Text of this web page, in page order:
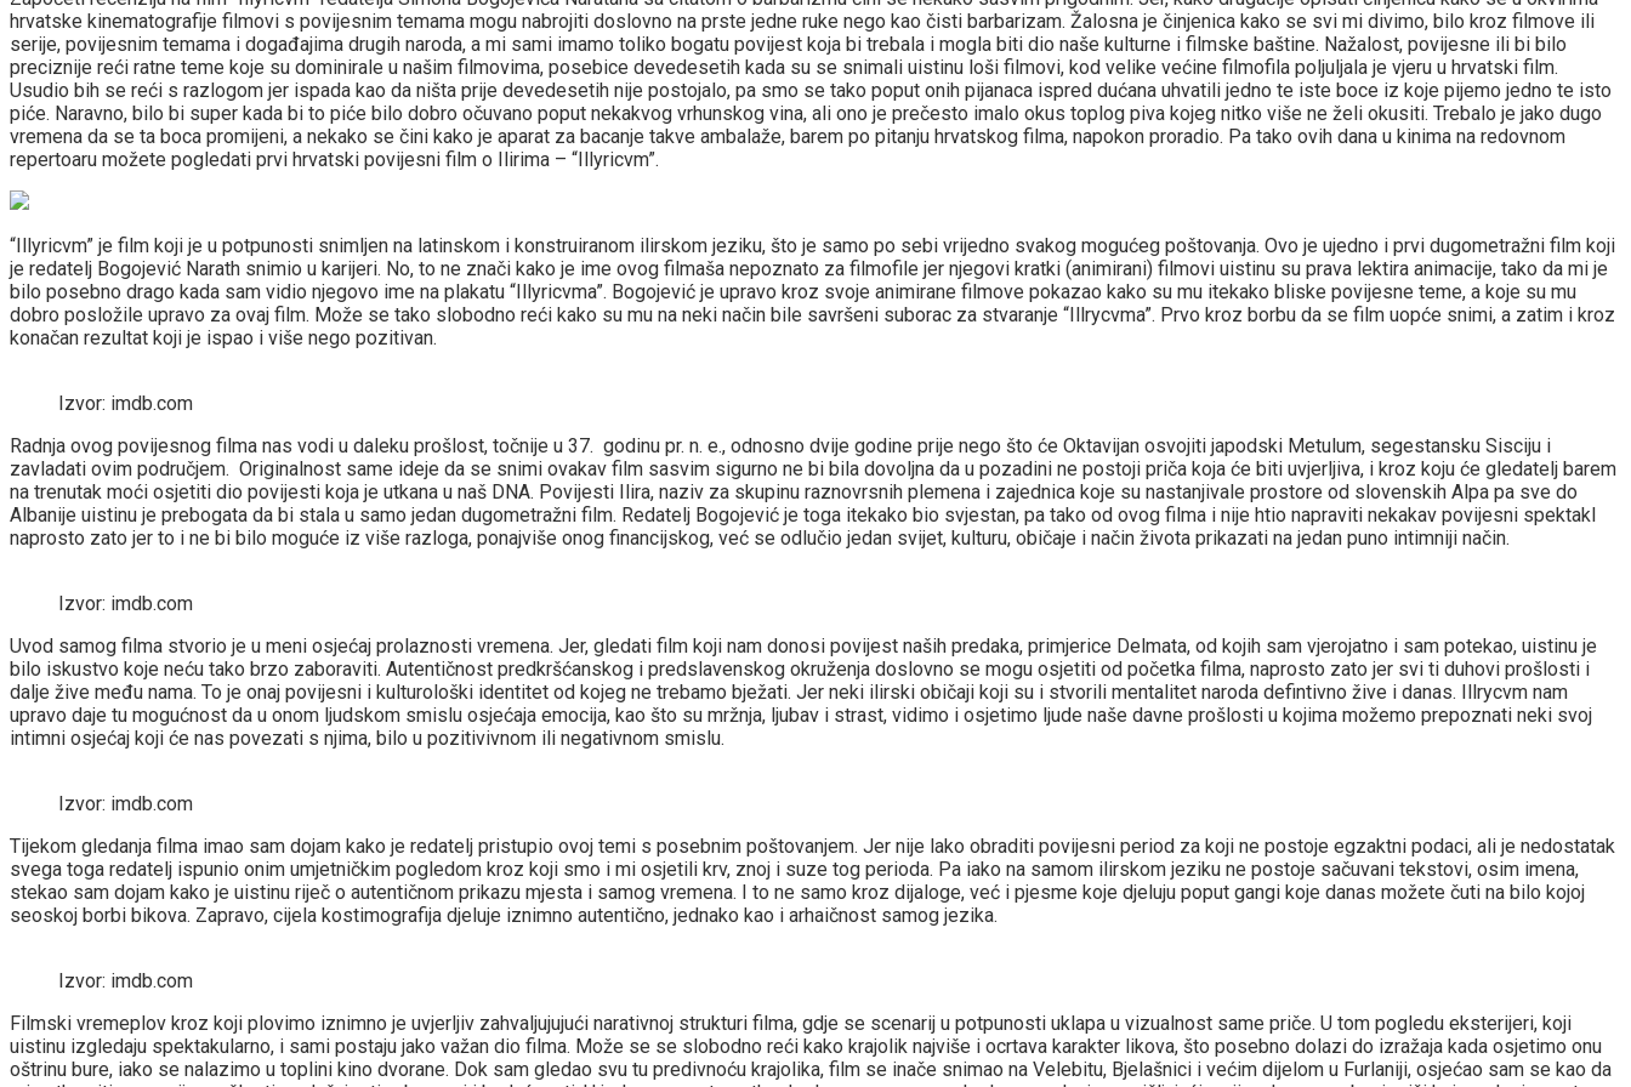
hrvatske kinematografije filmovi s povijesnim temama mogu nabrojiti doslovno na prste jedne ruke nego kao čisti barbarizam. Žalosna je činjenica kako se svi mi divimo, bilo kroz filmove ili
serije, povijesnim temama i događajima drugih naroda, a mi sami imamo toliko bogatu povijest koja bi trebala i mogla biti dio naše kulturne i filmske baštine. Nažalost, povijesne ili bi bilo
preciznije reći ratne teme koje su dominirale u našim filmovima, posebice devedesetih kada su se snimali uistinu loši filmovi, kod velike većine filmofila poljuljala je vjeru u hrvatski film.
Usudio bih se reći s razlogom jer ispada kao da ništa prije devedesetih nije postojalo, pa smo se tako poput onih pijanaca ispred dućana uhvatili jedno te iste boce iz koje pijemo jedno te isto
piće. Naravno, bilo bi super kada bi to piće bilo dobro očuvano poput nekakvog vrhunskog vina, ali ono je prečesto imalo okus toplog piva kojeg nitko više ne želi okusiti. Trebalo je jako dugo
vremena da se ta boca promijeni, a nekako se čini kako je aparat za bacanje takve ambalaže, barem po pitanju hrvatskog filma, napokon proradio. Pa tako ovih dana u kinima na redovnom
repertoaru možete pogledati prvi hrvatski povijesni film o Ilirima – “Illyricvm”.
“Illyricvm” je film koji je u potpunosti snimljen na latinskom i konstruiranom ilirskom jeziku, što je samo po sebi vrijedno svakog mogućeg poštovanja. Ovo je ujedno i prvi dugometražni film koji
je redatelj Bogojević Narath snimio u karijeri. No, to ne znači kako je ime ovog filmaša nepoznato za filmofile jer njegovi kratki (animirani) filmovi uistinu su prava lektira animacije, tako da mi je
bilo posebno drago kada sam vidio njegovo ime na plakatu “Illyricvma”. Bogojević je upravo kroz svoje animirane filmove pokazao kako su mu itekako bliske povijesne teme, a koje su mu
dobro posložile upravo za ovaj film. Može se tako slobodno reći kako su mu na neki način bile savršeni suborac za stvaranje “Illrycvma”. Prvo kroz borbu da se film uopće snimi, a zatim i kroz
konačan rezultat koji je ispao i više nego pozitivan.
Izvor: imdb.com
Radnja ovog povijesnog filma nas vodi u daleku prošlost, točnije u 37. godinu pr. n. e., odnosno dvije godine prije nego što će Oktavijan osvojiti japodski Metulum, segestansku Sisciju i
zavladati ovim područjem. Originalnost same ideje da se snimi ovakav film sasvim sigurno ne bi bila dovoljna da u pozadini ne postoji priča koja će biti uvjerljiva, i kroz koju će gledatelj barem
na trenutak moći osjetiti dio povijesti koja je utkana u naš DNA. Povijesti Ilira, naziv za skupinu raznovrsnih plemena i zajednica koje su nastanjivale prostore od slovenskih Alpa pa sve do
Albanije uistinu je prebogata da bi stala u samo jedan dugometražni film. Redatelj Bogojević je toga itekako bio svjestan, pa tako od ovog filma i nije htio napraviti nekakav povijesni spektakl
naprosto zato jer to i ne bi bilo moguće iz više razloga, ponajviše onog financijskog, već se odlučio jedan svijet, kulturu, običaje i način života prikazati na jedan puno intimniji način.
Izvor: imdb.com
Uvod samog filma stvorio je u meni osjećaj prolaznosti vremena. Jer, gledati film koji nam donosi povijest naših predaka, primjerice Delmata, od kojih sam vjerojatno i sam potekao, uistinu je
bilo iskustvo koje neću tako brzo zaboraviti. Autentičnost predkršćanskog i predslavenskog okruženja doslovno se mogu osjetiti od početka filma, naprosto zato jer svi ti duhovi prošlosti i
dalje žive među nama. To je onaj povijesni i kulturološki identitet od kojeg ne trebamo bježati. Jer neki ilirski običaji koji su i stvorili mentalitet naroda defintivno žive i danas. Illrycvm nam
upravo daje tu mogućnost da u onom ljudskom smislu osjećaja emocija, kao što su mržnja, ljubav i strast, vidimo i osjetimo ljude naše davne prošlosti u kojima možemo prepoznati neki svoj
intimni osjećaj koji će nas povezati s njima, bilo u pozitivivnom ili negativnom smislu.
Izvor: imdb.com
Tijekom gledanja filma imao sam dojam kako je redatelj pristupio ovoj temi s posebnim poštovanjem. Jer nije lako obraditi povijesni period za koji ne postoje egzaktni podaci, ali je nedostatak
svega toga redatelj ispunio onim umjetničkim pogledom kroz koji smo i mi osjetili krv, znoj i suze tog perioda. Pa iako na samom ilirskom jeziku ne postoje sačuvani tekstovi, osim imena,
stekao sam dojam kako je uistinu riječ o autentičnom prikazu mjesta i samog vremena. I to ne samo kroz dijaloge, već i pjesme koje djeluju poput gangi koje danas možete čuti na bilo kojoj
seoskoj borbi bikova. Zapravo, cijela kostimografija djeluje iznimno autentično, jednako kao i arhaičnost samog jezika.
Izvor: imdb.com
Filmski vremeplov kroz koji plovimo iznimno je uvjerljiv zahvaljujujući narativnoj strukturi filma, gdje se scenarij u potpunosti uklapa u vizualnost same priče. U tom pogledu eksterijeri, koji
uistinu izgledaju spektakularno, i sami postaju jako važan dio filma. Može se se slobodno reći kako krajolik najviše i ocrtava karakter likova, što posebno dolazi do izražaja kada osjetimo onu
oštrinu bure, iako se nalazimo u toplini kino dvorane. Dok sam gledao svu tu predivnoću krajolika, film se inače snimao na Velebitu, Bjelašnici i većim dijelom u Furlaniji, osjećao sam se kao da